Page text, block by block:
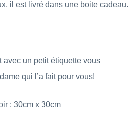
il est livré dans une boite cadeau.
un petit étiquette vous
qui l’a fait pour vous!
: 30cm x 30cm